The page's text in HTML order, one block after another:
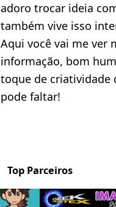
adoro trocar ideia
também vive isso
Aqui você vai me ver
informação, bom
toque de criatividade
pode faltar!
Top Parceiros